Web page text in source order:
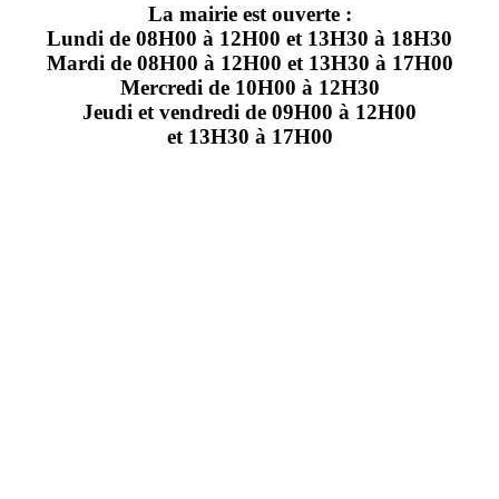
La mairie est ouverte :
Lundi de 08H00 à 12H00 et 13H30 à 18H30
Mardi de 08H00 à 12H00 et 13H30 à 17H00
Mercredi de 10H00 à 12H30
Jeudi et vendredi de 09H00 à 12H00
et 13H30 à 17H00